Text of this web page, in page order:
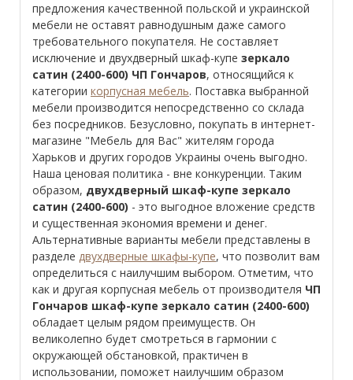
предложения качественной польской и украинской
мебели не оставят равнодушным даже самого
требовательного покупателя. Не составляет
исключение и двухдверный шкаф-купе зеркало
сатин (2400-600) ЧП Гончаров, относящийся к
категории корпусная мебель. Поставка выбранной
мебели производится непосредственно со склада
без посредников. Безусловно, покупать в интернет-
магазине "Мебель для Вас" жителям города
Харьков и других городов Украины очень выгодно.
Наша ценовая политика - вне конкуренции. Таким
образом, двухдверный шкаф-купе зеркало
сатин (2400-600) - это выгодное вложение средств
и существенная экономия времени и денег.
Альтернативные варианты мебели представлены в
разделе двухдверные шкафы-купе, что позволит вам
определиться с наилучшим выбором. Отметим, что
как и другая корпусная мебель от производителя ЧП
Гончаров шкаф-купе зеркало сатин (2400-600)
обладает целым рядом преимуществ. Он
великолепно будет смотреться в гармонии с
окружающей обстановкой, практичен в
использовании, поможет наилучшим образом